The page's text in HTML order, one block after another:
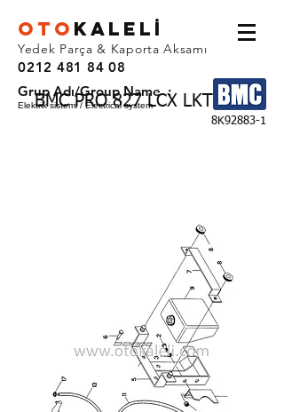
OTO KALEL İ
Yedek Parça & Kaporta Aksamı
0212 481 84 08
BMC PRO 827 LCX LKT YHF
Grup Adı/Group Name :
Elektrik sistemi / Electrical system
8K92883-1